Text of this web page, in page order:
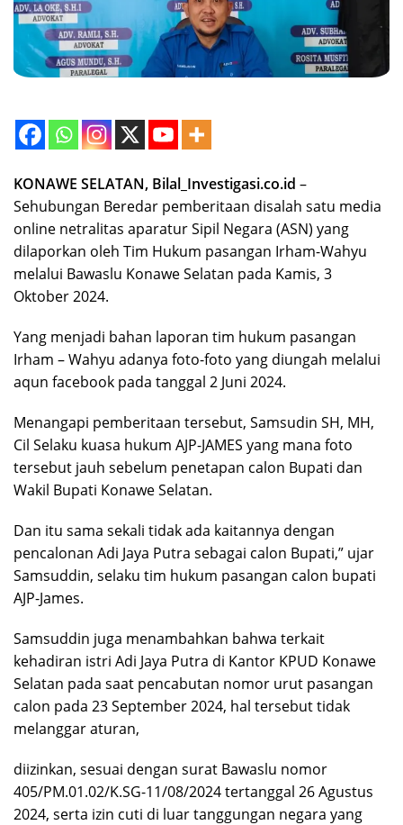
KONAWE SELATAN, Bilal_Investigasi.co.id –
Sehubungan Beredar pemberitaan disalah satu media
online netralitas aparatur Sipil Negara (ASN) yang
dilaporkan oleh Tim Hukum pasangan Irham-Wahyu
melalui Bawaslu Konawe Selatan pada Kamis, 3
Oktober 2024.
Yang menjadi bahan laporan tim hukum pasangan
Irham – Wahyu adanya foto-foto yang diungah melalui
aqun facebook pada tanggal 2 Juni 2024.
Menangapi pemberitaan tersebut, Samsudin SH, MH,
Cil Selaku kuasa hukum AJP-JAMES yang mana foto
tersebut jauh sebelum penetapan calon Bupati dan
Wakil Bupati Konawe Selatan.
Dan itu sama sekali tidak ada kaitannya dengan
pencalonan Adi Jaya Putra sebagai calon Bupati,” ujar
Samsuddin, selaku tim hukum pasangan calon bupati
AJP-James.
Samsuddin juga menambahkan bahwa terkait
kehadiran istri Adi Jaya Putra di Kantor KPUD Konawe
Selatan pada saat pencabutan nomor urut pasangan
calon pada 23 September 2024, hal tersebut tidak
melanggar aturan,
diizinkan, sesuai dengan surat Bawaslu nomor
405/PM.01.02/K.SG-11/08/2024 tertanggal 26 Agustus
2024, serta izin cuti di luar tanggungan negara yang